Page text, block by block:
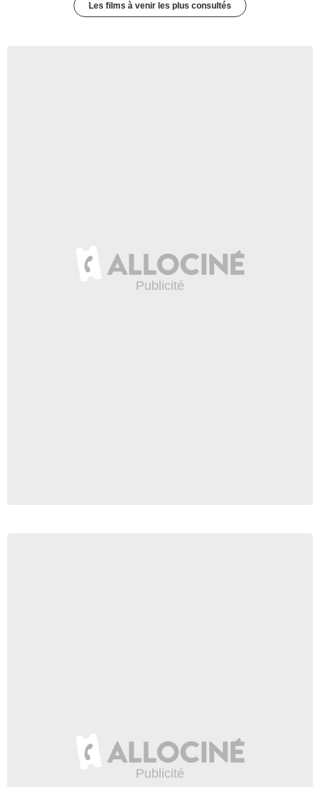
Les films à venir les plus consultés